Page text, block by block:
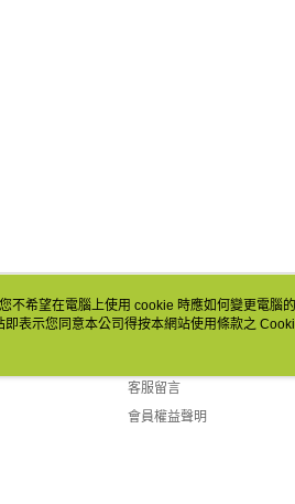
客服資訊
客服留言
會員權益聲明
不希望在電腦上使用 cookie 時應如何變更電腦
表示您同意本公司得按本網站使用條款之